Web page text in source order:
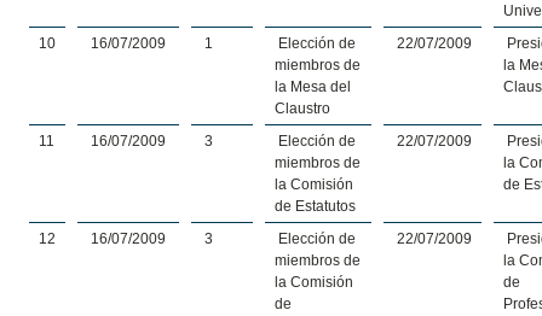
10
16/07/2009 1
Elección de
miembros de
la Mesa del
Claustro
22/07/2009
la
11 16/07/2009 3
Elección de
miembros de
la Comisión
de Estatutos
22/07/2009
la
de
12 16/07/2009 3
Elección de
miembros de
la Comisión
de
22/07/2009
la
de